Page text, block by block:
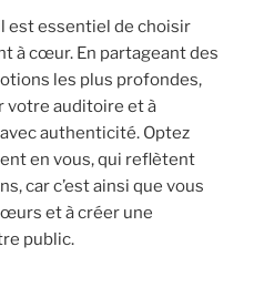
est essentiel de choisir
à cœur. En partageant des
les plus profondes,
votre auditoire et à
authenticité. Optez
en vous, qui reflètent
car c’est ainsi que vous
et à créer une
public.